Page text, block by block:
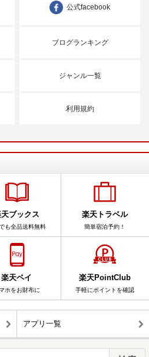
公式facebook
ブログランキング
ジャンル一覧
利用規約
ブックス
も全品送料無料
楽天トラベル
簡単宿泊予約！
楽天ペイ
ホをお財布に
楽天PointClub
手軽にポイントを確認
アプリ一覧